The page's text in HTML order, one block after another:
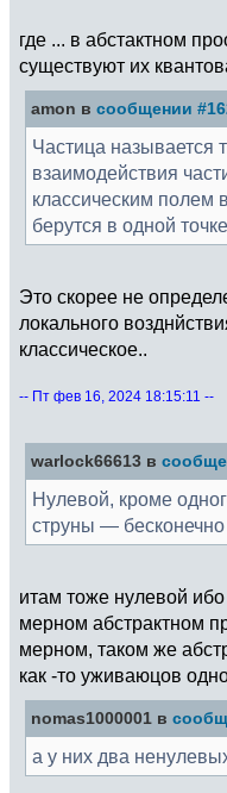
где ... в абстактном
существуют их
amon в сообщении
Частица называется
взаимодействия
классическим полем
берутся в одной
Это скорее не
локального
классическое..
-- Пт фев 16, 2024 18:15:11 --
warlock66613 в
Нулевой, кроме
струны —
итам тоже нулевой
мерном абстрактном
мерном, таком же
как -то уживаюцов
nomas1000001 в
а у них два